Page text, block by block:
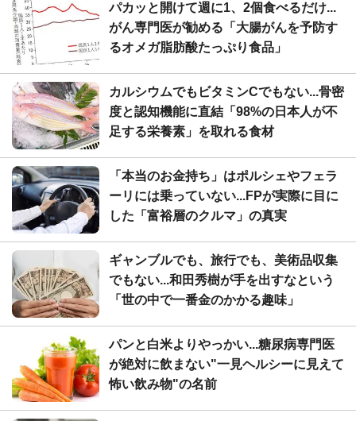
パカッと開けて週に1、2個食べるだけ...
がん専門医が勧める「大腸がんを予防す
るオメガ脂肪酸たっぷり食品」
カルシウムでもビタミンCでもない...骨密
度と認知機能に直結「98%の日本人が不
足する栄養素」を取れる食材
「本当のお金持ち」はポルシェやフェラ
ーリには乗っていない...FPが実際に目に
した「富裕層のクルマ」の真実
ギャンブルでも、旅行でも、美術品収集
でもない...和田秀樹が手を出すなという
「世の中で一番金のかかる趣味」
パンと白米よりやっかい...糖尿病専門医
が絶対に飲まない"一見ヘルシーに見えて
怖い飲み物"の名前